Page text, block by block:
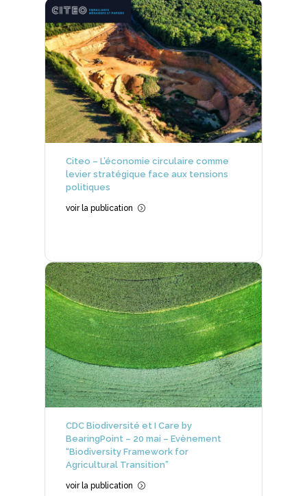
Citeo – L’économie circulaire comme
levier stratégique face aux tensions
politiques
voir la publication =
CDC Biodiversité et I Care by
BearingPoint – 20 mai – Evènement
“Biodiversity Framework for
Agricultural Transition”
voir la publication =